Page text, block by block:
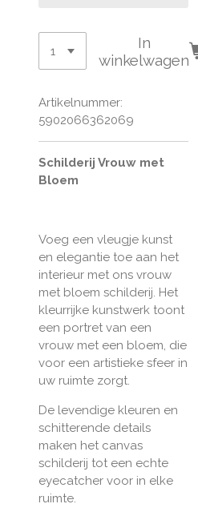
In
winkelwagen
Artikelnummer:
5902066362069
Schilderij Vrouw met
Bloem
Voeg een vleugje kunst
en elegantie toe aan het
interieur met ons vrouw
met bloem schilderij. Het
kleurrijke kunstwerk toont
een portret van een
vrouw met een bloem, die
voor een artistieke sfeer in
uw ruimte zorgt.
De levendige kleuren en
schitterende details
maken het canvas
schilderij tot een echte
eyecatcher voor in elke
ruimte.